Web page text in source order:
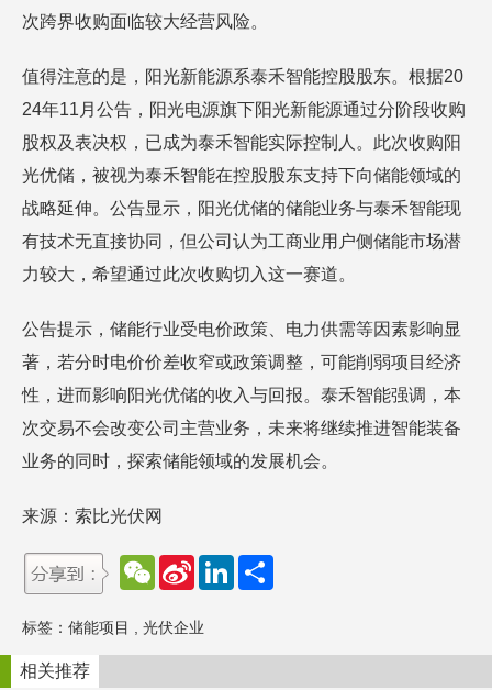
次跨界收购面临较大经营风险。
值得注意的是，阳光新能源系泰禾智能控股股东。根据20
24年11月公告，阳光电源旗下阳光新能源通过分阶段收购
股权及表决权，已成为泰禾智能实际控制人。此次收购阳
光优储，被视为泰禾智能在控股股东支持下向储能领域的
战略延伸。公告显示，阳光优储的储能业务与泰禾智能现
有技术无直接协同，但公司认为工商业用户侧储能市场潜
力较大，希望通过此次收购切入这一赛道。
公告提示，储能行业受电价政策、电力供需等因素影响显
著，若分时电价价差收窄或政策调整，可能削弱项目经济
性，进而影响阳光优储的收入与回报。泰禾智能强调，本
次交易不会改变公司主营业务，未来将继续推进智能装备
业务的同时，探索储能领域的发展机会。
来源：索比光伏网
W
e
a
t
S
a
W
e
L
d
标签： 储能项目 光伏企业
相关推荐